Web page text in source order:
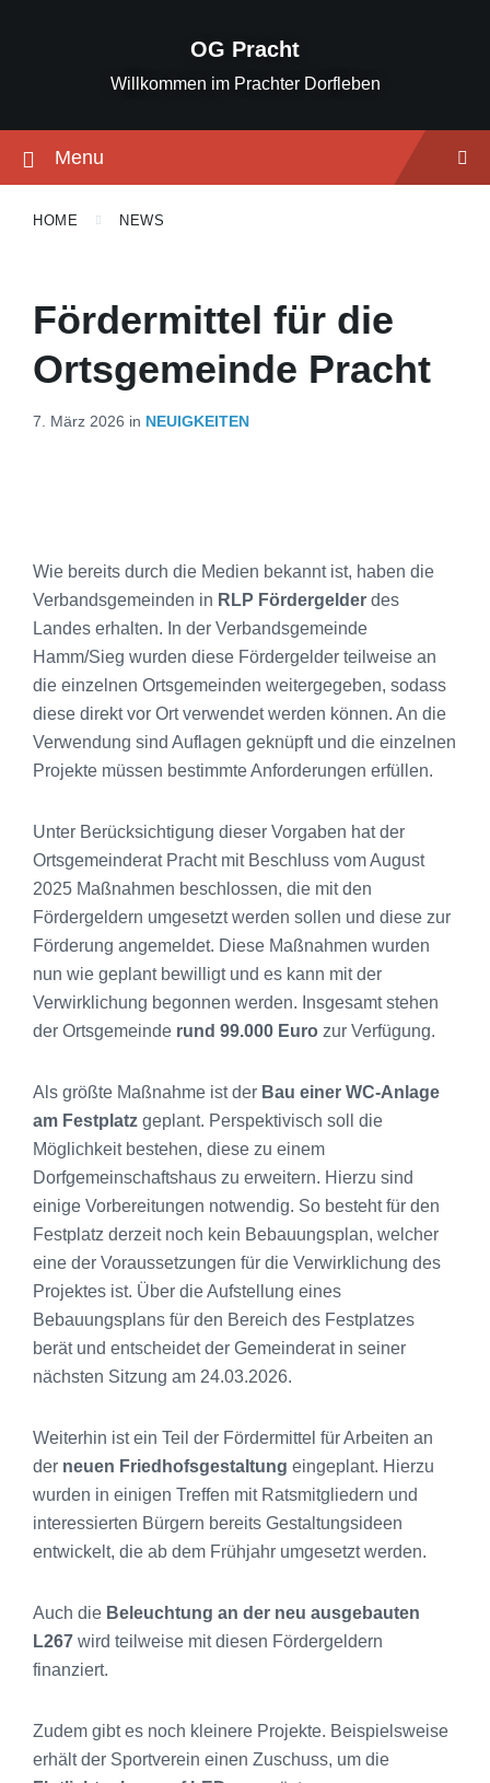
OG Pracht
Willkommen im Prachter Dorfleben
Menu
HOME NEWS
Fördermittel für die
Ortsgemeinde Pracht
7. März 2026 in NEUIGKEITEN
Wie bereits durch die Medien bekannt ist, haben die
Verbandsgemeinden in RLP Fördergelder des
Landes erhalten. In der Verbandsgemeinde
Hamm/Sieg wurden diese Fördergelder teilweise an
die einzelnen Ortsgemeinden weitergegeben, sodass
diese direkt vor Ort verwendet werden können. An die
Verwendung sind Auflagen geknüpft und die einzelnen
Projekte müssen bestimmte Anforderungen erfüllen.
Unter Berücksichtigung dieser Vorgaben hat der
Ortsgemeinderat Pracht mit Beschluss vom August
2025 Maßnahmen beschlossen, die mit den
Fördergeldern umgesetzt werden sollen und diese zur
Förderung angemeldet. Diese Maßnahmen wurden
nun wie geplant bewilligt und es kann mit der
Verwirklichung begonnen werden. Insgesamt stehen
der Ortsgemeinde rund 99.000 Euro zur Verfügung.
Als größte Maßnahme ist der Bau einer WC-Anlage
am Festplatz geplant. Perspektivisch soll die
Möglichkeit bestehen, diese zu einem
Dorfgemeinschaftshaus zu erweitern. Hierzu sind
einige Vorbereitungen notwendig. So besteht für den
Festplatz derzeit noch kein Bebauungsplan, welcher
eine der Voraussetzungen für die Verwirklichung des
Projektes ist. Über die Aufstellung eines
Bebauungsplans für den Bereich des Festplatzes
berät und entscheidet der Gemeinderat in seiner
nächsten Sitzung am 24.03.2026.
Weiterhin ist ein Teil der Fördermittel für Arbeiten an
der neuen Friedhofsgestaltung eingeplant. Hierzu
wurden in einigen Treffen mit Ratsmitgliedern und
interessierten Bürgern bereits Gestaltungsideen
entwickelt, die ab dem Frühjahr umgesetzt werden.
Auch die Beleuchtung an der neu ausgebauten
L267 wird teilweise mit diesen Fördergeldern
finanziert.
Zudem gibt es noch kleinere Projekte. Beispielsweise
erhält der Sportverein einen Zuschuss, um die